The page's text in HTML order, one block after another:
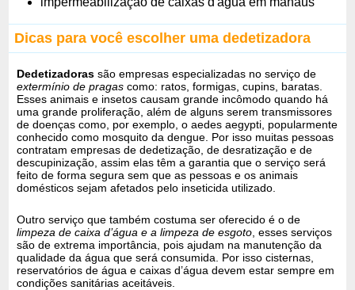
Dicas para você escolher uma dedetizadora
Dedetizadoras são empresas especializadas no serviço de
extermínio de pragas como: ratos, formigas, cupins, baratas.
Esses animais e insetos causam grande incômodo quando há
uma grande proliferação, além de alguns serem transmissores
de doenças como, por exemplo, o aedes aegypti, popularmente
conhecido como mosquito da dengue. Por isso muitas pessoas
contratam empresas de dedetização, de desratização e de
descupinização, assim elas têm a garantia que o serviço será
feito de forma segura sem que as pessoas e os animais
domésticos sejam afetados pelo inseticida utilizado.
Outro serviço que também costuma ser oferecido é o de
limpeza de caixa d’água e a limpeza de esgoto , esses serviços
são de extrema importância, pois ajudam na manutenção da
qualidade da água que será consumida. Por isso cisternas,
reservatórios de água e caixas d’água devem estar sempre em
condições sanitárias aceitáveis.